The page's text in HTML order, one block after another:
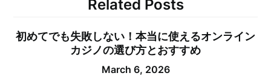
Related Posts
初めてでも失敗しない！本当に使えるオンライン
カジノの選び方とおすすめ
March 6, 2026